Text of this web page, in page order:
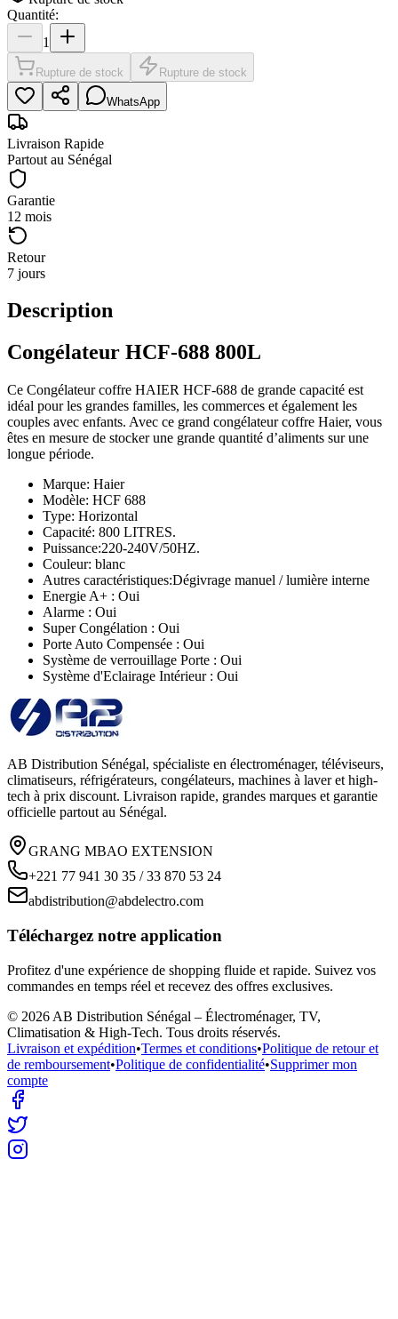
Quantité:
1
Rupture de stock Rupture de stock
WhatsApp
Livraison Rapide
Partout au Sénégal
Garantie
12 mois
Retour
7 jours
Description
Congélateur HCF-688 800L
Ce Congélateur coffre HAIER HCF-688 de grande capacité est
idéal pour les grandes familles, les commerces et également les
couples avec enfants. Avec ce grand congélateur coffre Haier, vous
êtes en mesure de stocker une grande quantité d’aliments sur une
longue période.
Marque: Haier
Modèle: HCF 688
Type: Horizontal
Capacité: 800 LITRES.
Puissance:220-240V/50HZ.
Couleur: blanc
Autres caractéristiques:Dégivrage manuel / lumière interne
Energie A+ : Oui
Alarme : Oui
Super Congélation : Oui
Porte Auto Compensée : Oui
Système de verrouillage Porte : Oui
Système d'Eclairage Intérieur : Oui
AB Distribution Sénégal, spécialiste en électroménager, téléviseurs,
climatiseurs, réfrigérateurs, congélateurs, machines à laver et high-
tech à prix discount. Livraison rapide, grandes marques et garantie
officielle partout au Sénégal.
GRANG MBAO EXTENSION
+221 77 941 30 35 / 33 870 53 24
abdistribution@abdelectro.com
Téléchargez notre application
Profitez d'une expérience de shopping fluide et rapide. Suivez vos
commandes en temps réel et recevez des offres exclusives.
© 2026 AB Distribution Sénégal – Électroménager, TV,
Climatisation & High-Tech. Tous droits réservés.
Livraison et expédition•Termes et conditions•Politique de retour et
de remboursement•Politique de confidentialité•Supprimer mon
compte